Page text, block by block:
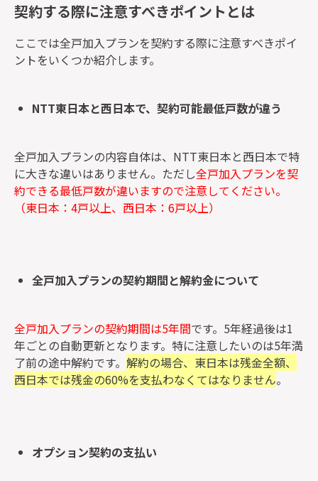
契約する際に注意すべきポイントとは
ここでは全戸加入プランを契約する際に注意すべきポイ
ントをいくつか紹介します。
NTT東日本と西日本で、契約可能最低戸数が違う
全戸加入プランの内容自体は、NTT東日本と西日本で特
に大きな違いはありません。ただし全戸加入プランを契
約できる最低戸数が違いますので注意してください。
（東日本：4戸以上、西日本：6戸以上）
全戸加入プランの契約期間と解約金について
全戸加入プランの契約期間は5年間です。5年経過後は1
年ごとの自動更新となります。特に注意したいのは5年満
了前の途中解約です。 解約の場合、東日本は残金全額、
西日本では残金の60%を支払わなくてはなりません。
オプション契約の支払い